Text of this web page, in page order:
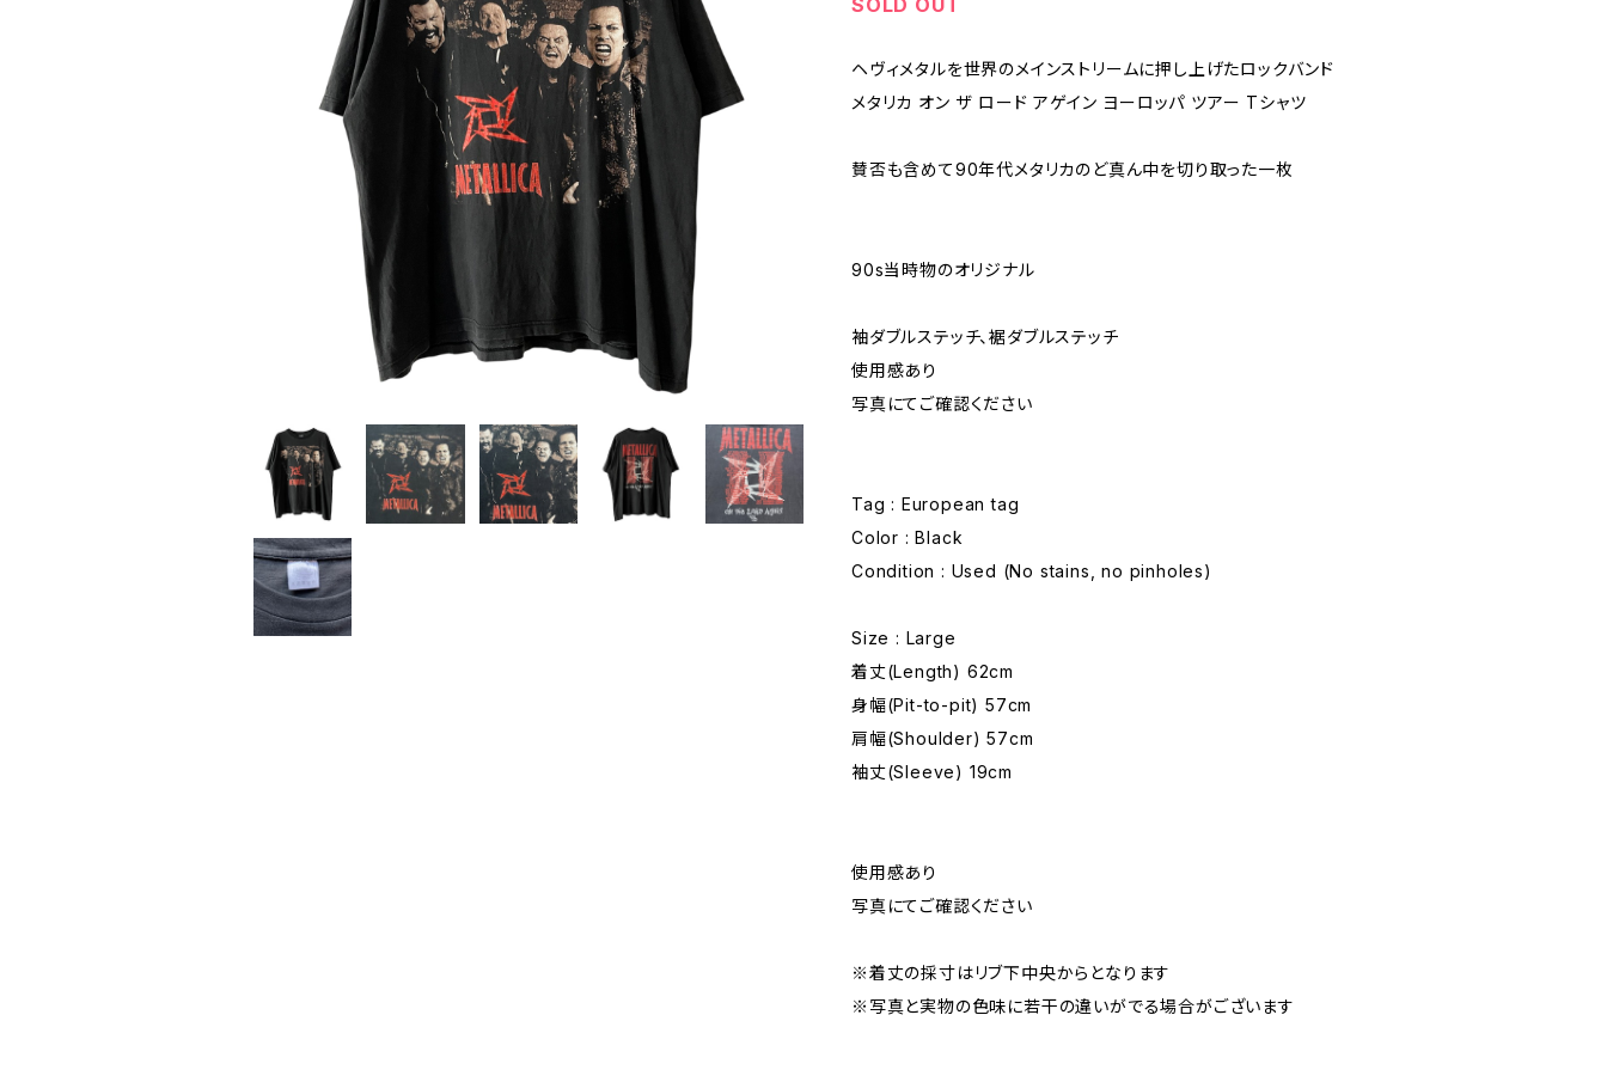
SOLD OUT
ヘヴィメタルを世界のメインストリームに押し上げたロックバンド
メタリカ オン ザ ロード アゲイン ヨーロッパ ツアー Tシャツ
賛否も含めて90年代メタリカのど真ん中を切り取った一枚
90s当時物のオリジナル
袖ダブルステッチ、裾ダブルステッチ
使用感あり
写真にてご確認ください
Tag : European tag
Color : Black
Condition : Used (No stains, no pinholes)
Size : Large
着丈(Length) 62cm
身幅(Pit-to-pit) 57cm
肩幅(Shoulder) 57cm
袖丈(Sleeve) 19cm
使用感あり
写真にてご確認ください
※着丈の採寸はリブ下中央からとなります
※写真と実物の色味に若干の違いがでる場合がございます